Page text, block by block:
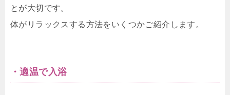
とが大切です。
体がリラックスする方法をいくつかご紹介します。
・適温で入浴